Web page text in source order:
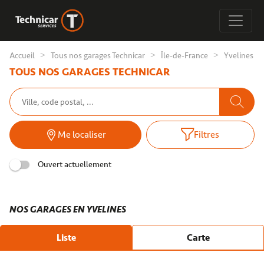
Accueil Tous nos garages Technicar Île-de-France Yvelines
TOUS NOS GARAGES TECHNICAR
Me localiser Filtres
Ouvert actuellement
NOS GARAGES EN YVELINES
Liste Carte